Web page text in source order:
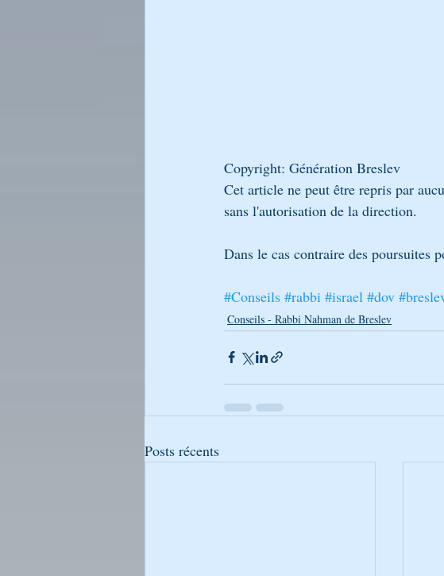
Copyright: Génération Breslev
Cet article ne peut être repris par
sans l'autorisation de la direction.
Dans le cas contraire des poursuites
#Conseils #rabbi #israel #dov
Conseils - Rabbi Nahman de Breslev
Posts récents